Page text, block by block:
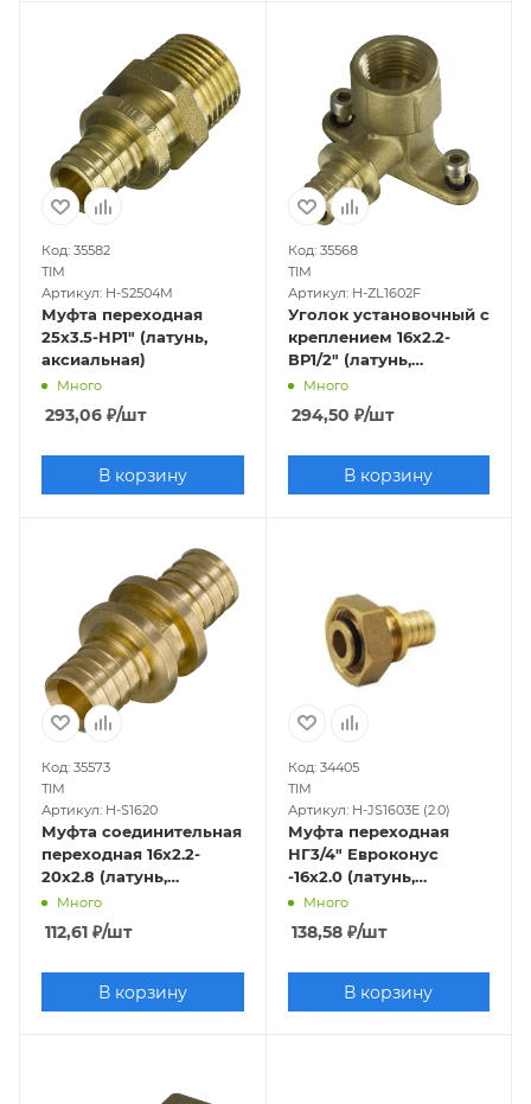
Код: 35582
TIM
Артикул: H-S2504M
Муфта переходная
25х3.5-НР1" (латунь,
аксиальная)
Много
293,06 ₽/шт
В корзину
Код: 35568
TIM
Артикул: H-ZL1602F
Уголок установочный с
креплением 16х2.2-
ВР1/2" (латунь,
аксиальный)
Много
294,50 ₽/шт
В корзину
Код: 35573
TIM
Артикул: H-S1620
Муфта соединительная
переходная 16х2.2-
20х2.8 (латунь,
аксиальная)
Много
112,61 ₽/шт
В корзину
Код: 34405
TIM
Артикул: H-JS1603E (2.0)
Муфта переходная
НГ3/4" Евроконус
-16х2.0 (латунь,
аксиальная)
Много
138,58₽/шт
В корзину